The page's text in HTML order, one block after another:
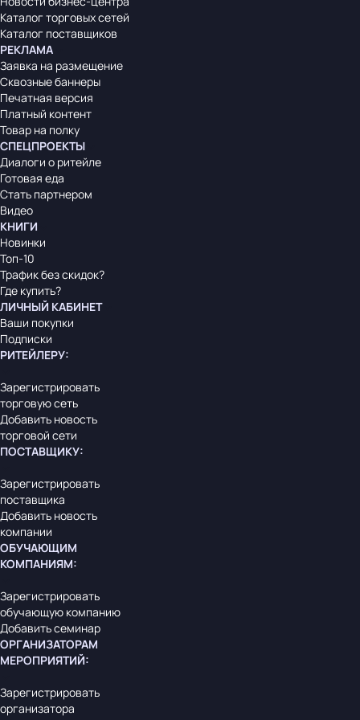
Каталог торговых сетей
Каталог поставщиков
РЕКЛАМА
Заявка на размещение
Сквозные баннеры
Печатная версия
Платный контент
Товар на полку
СПЕЦПРОЕКТЫ
Диалоги о ритейле
Готовая еда
Стать партнером
Видео
КНИГИ
Новинки
Топ-10
Трафик без скидок?
Где купить?
ЛИЧНЫЙ КАБИНЕТ
Ваши покупки
Подписки
РИТЕЙЛЕРУ:
Зарегистрировать
торговую сеть
Добавить новость
торговой сети
ПОСТАВЩИКУ:
Зарегистрировать
поставщика
Добавить новость
компании
ОБУЧАЮЩИМ
КОМПАНИЯМ:
Зарегистрировать
обучающую компанию
Добавить семинар
ОРГАНИЗАТОРАМ
МЕРОПРИЯТИЙ:
Зарегистрировать
организатора